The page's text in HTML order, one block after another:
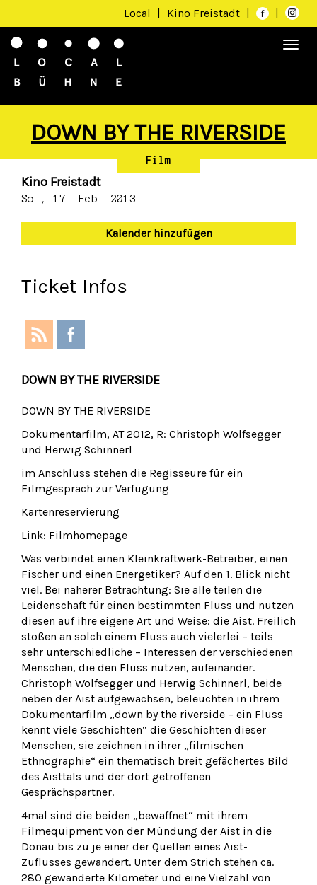
Local | Kino Freistadt | |
DOWN BY THE RIVERSIDE
Film
Kino Freistadt
So., 17. Feb. 2013
Kalender hinzufügen
Ticket Infos
DOWN BY THE RIVERSIDE
DOWN BY THE RIVERSIDE
Dokumentarfilm, AT 2012, R: Christoph Wolfsegger
und Herwig Schinnerl
im Anschluss stehen die Regisseure für ein
Filmgespräch zur Verfügung
Kartenreservierung
Link: Filmhomepage
Was verbindet einen Kleinkraftwerk-Betreiber, einen
Fischer und einen Energetiker? Auf den 1. Blick nicht
viel. Bei näherer Betrachtung: Sie alle teilen die
Leidenschaft für einen bestimmten Fluss und nutzen
diesen auf ihre eigene Art und Weise: die Aist. Freilich
stoßen an solch einem Fluss auch vielerlei – teils
sehr unterschiedliche – Interessen der verschiedenen
Menschen, die den Fluss nutzen, aufeinander.
Christoph Wolfsegger und Herwig Schinnerl, beide
neben der Aist aufgewachsen, beleuchten in ihrem
Dokumentarfilm „down by the riverside – ein Fluss
kennt viele Geschichten“ die Geschichten dieser
Menschen, sie zeichnen in ihrer „filmischen
Ethnographie“ ein thematisch breit gefächertes Bild
des Aisttals und der dort getroffenen
Gesprächspartner.
4mal sind die beiden „bewaffnet“ mit ihrem
Filmequipment von der Mündung der Aist in die
Donau bis zu je einer der Quellen eines Aist-
Zuflusses gewandert. Unter dem Strich stehen ca.
280 gewanderte Kilometer und eine Vielzahl von